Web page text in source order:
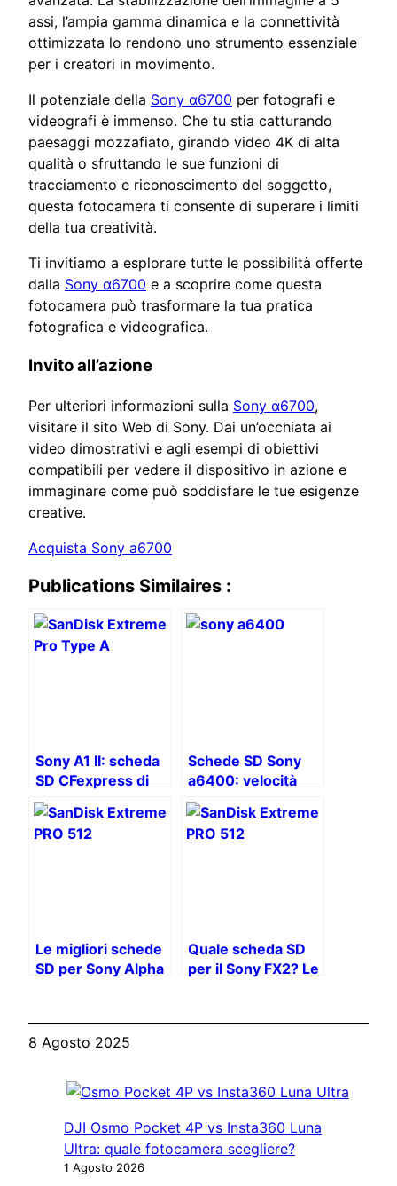
assi, l’ampia gamma dinamica e la connettività
ottimizzata lo rendono uno strumento essenziale
per i creatori in movimento.
Il potenziale della Sony α6700 per fotografi e
videografi è immenso. Che tu stia catturando
paesaggi mozzafiato, girando video 4K di alta
qualità o sfruttando le sue funzioni di
tracciamento e riconoscimento del soggetto,
questa fotocamera ti consente di superare i limiti
della tua creatività.
Ti invitiamo a esplorare tutte le possibilità offerte
dalla Sony α6700 e a scoprire come questa
fotocamera può trasformare la tua pratica
fotografica e videografica.
Invito all’azione
Per ulteriori informazioni sulla Sony α6700,
visitare il sito Web di Sony. Dai un’occhiata ai
video dimostrativi e agli esempi di obiettivi
compatibili per vedere il dispositivo in azione e
immaginare come può soddisfare le tue esigenze
creative.
Acquista Sony a6700
Publications Similaires :
Sony A1 II: scheda
SD CFexpress di
tipo A vs SD UHS-II
Schede SD Sony
a6400: velocità
U3/V60 per video
4K
Le migliori schede
SD per Sony Alpha
Quale scheda SD
per il Sony FX2? Le
cinematografica!
8 Agosto 2025
DJI Osmo Pocket 4P vs Insta360 Luna
Ultra: quale fotocamera scegliere?
1 Agosto 2026